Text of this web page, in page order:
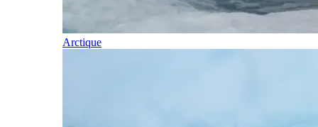
Arctique